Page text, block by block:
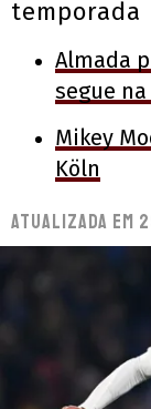
temporada
Almada
segue
Mikey
Köln
Atualizada em